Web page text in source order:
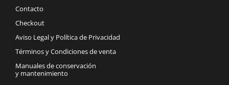
Contacto
Checkout
Aviso Legal y Política de Privacidad
Términos y Condiciones de venta
Manuales de conservación
y mantenimiento